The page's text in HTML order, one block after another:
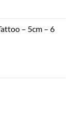
– 5cm – 6